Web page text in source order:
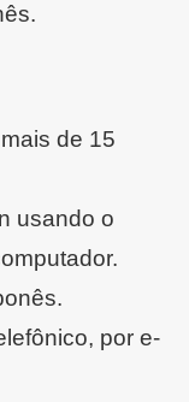
de 15
usando o
por e-